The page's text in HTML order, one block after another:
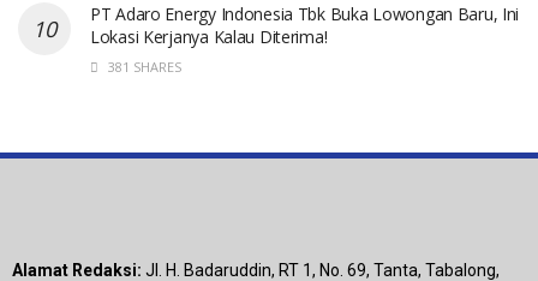
PT Adaro Energy Indonesia Tbk Buka Lowongan Baru, Ini
Lokasi Kerjanya Kalau Diterima!
381 SHARES
Alamat Redaksi: Jl. H. Badaruddin, RT 1, No. 69, Tanta, Tabalong,